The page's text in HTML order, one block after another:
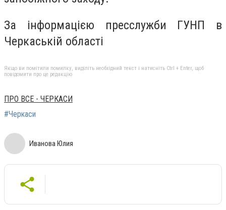
За інформацією пресслужби ГУНП в
Черкаській області
Якщо ви помітили помилку, виділіть необхідний текст і натисніть Ctrl + Enter, щоб
повідомити про це редакцію
ПРО ВСЕ - ЧЕРКАСИ
#Черкаси
Иванова Юлия